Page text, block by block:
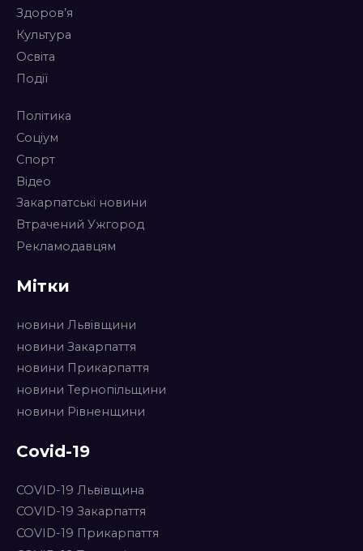
Здоров’я
Культура
Освіта
Події
Політика
Соціум
Спорт
Відео
Закарпатські новини
Втрачений Ужгород
Рекламодавцям
Мітки
новини Львівщини
новини Закарпаття
новини Прикарпаття
новини Тернопільщини
новини Рівненщини
Covid-19
COVID-19 Львівщина
COVID-19 Закарпаття
COVID-19 Прикарпаття